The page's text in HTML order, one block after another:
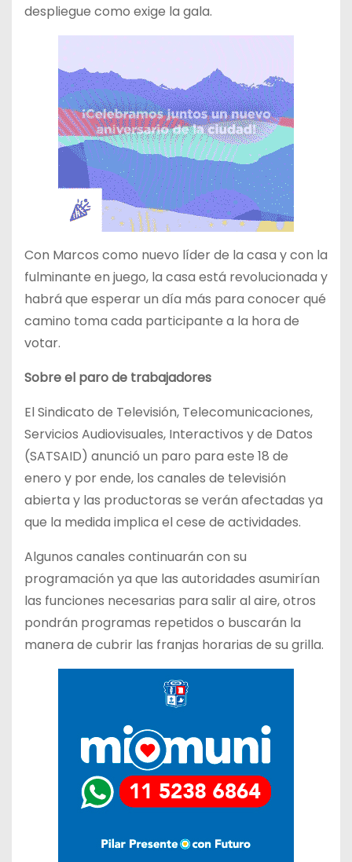
despliegue como exige la gala.
Con Marcos como nuevo líder de la casa y con la
fulminante en juego, la casa está revolucionada y
habrá que esperar un día más para conocer qué
camino toma cada participante a la hora de
votar.
Sobre el paro de trabajadores
El Sindicato de Televisión, Telecomunicaciones,
Servicios Audiovisuales, Interactivos y de Datos
(SATSAID) anunció un paro para este 18 de
enero y por ende, los canales de televisión
abierta y las productoras se verán afectadas ya
que la medida implica el cese de actividades.
Algunos canales continuarán con su
programación ya que las autoridades asumirían
las funciones necesarias para salir al aire, otros
pondrán programas repetidos o buscarán la
manera de cubrir las franjas horarias de su grilla.